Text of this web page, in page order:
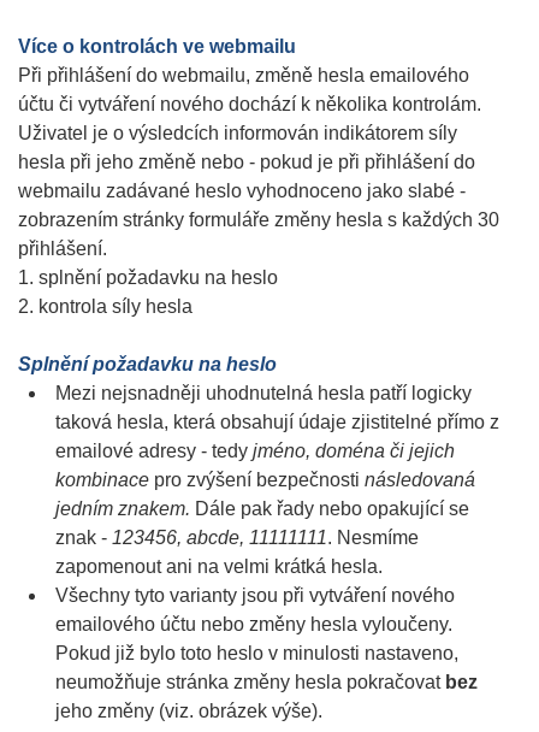
Více o kontrolách ve webmailu
Při přihlášení do webmailu, změně hesla emailového
účtu či vytváření nového dochází k několika kontrolám.
Uživatel je o výsledcích informován indikátorem síly
hesla při jeho změně nebo - pokud je při přihlášení do
webmailu zadávané heslo vyhodnoceno jako slabé -
zobrazením stránky formuláře změny hesla s každých 30
přihlášení.
1. splnění požadavku na heslo
2. kontrola síly hesla
Splnění požadavku na heslo
Mezi nejsnadněji uhodnutelná hesla patří logicky
taková hesla, která obsahují údaje zjistitelné přímo z
emailové adresy - tedyjméno, doména či jejich
kombinace pro zvýšení bezpečnostinásledovaná
jedním znakem. Dále pak řady nebo opakující se
znak - 123456, abcde, 11111111. Nesmíme
zapomenout ani na velmi krátká hesla.
Všechny tyto varianty jsou při vytváření nového
emailového účtu nebo změny hesla vyloučeny.
Pokud již bylo toto heslo v minulosti nastaveno,
neumožňuje stránka změny hesla pokračovat bez
jeho změny (viz. obrázek výše).